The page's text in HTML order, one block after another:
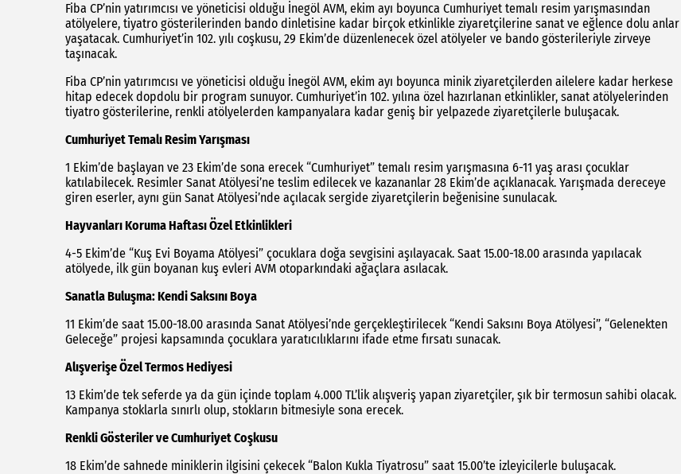
Fiba CP’nin yatırımcısı ve yöneticisi olduğu İnegöl AVM, ekim ayı boyunca Cumhuriyet temalı resim yarışmasından
atölyelere, tiyatro gösterilerinden bando dinletisine kadar birçok etkinlikle ziyaretçilerine sanat ve eğlence dolu anlar
yaşatacak. Cumhuriyet’in 102. yılı coşkusu, 29 Ekim’de düzenlenecek özel atölyeler ve bando gösterileriyle zirveye
taşınacak.
Fiba CP’nin yatırımcısı ve yöneticisi olduğu İnegöl AVM, ekim ayı boyunca minik ziyaretçilerden ailelere kadar herkese
hitap edecek dopdolu bir program sunuyor. Cumhuriyet’in 102. yılına özel hazırlanan etkinlikler, sanat atölyelerinden
tiyatro gösterilerine, renkli atölyelerden kampanyalara kadar geniş bir yelpazede ziyaretçilerle buluşacak.
Cumhuriyet Temalı Resim Yarışması
1 Ekim’de başlayan ve 23 Ekim’de sona erecek “Cumhuriyet” temalı resim yarışmasına 6-11 yaş arası çocuklar
katılabilecek. Resimler Sanat Atölyesi’ne teslim edilecek ve kazananlar 28 Ekim’de açıklanacak. Yarışmada dereceye
giren eserler, aynı gün Sanat Atölyesi’nde açılacak sergide ziyaretçilerin beğenisine sunulacak.
Hayvanları Koruma Haftası Özel Etkinlikleri
4-5 Ekim’de “Kuş Evi Boyama Atölyesi” çocuklara doğa sevgisini aşılayacak. Saat 15.00-18.00 arasında yapılacak
atölyede, ilk gün boyanan kuş evleri AVM otoparkındaki ağaçlara asılacak.
Sanatla Buluşma: Kendi Saksını Boya
11 Ekim’de saat 15.00-18.00 arasında Sanat Atölyesi’nde gerçekleştirilecek “Kendi Saksını Boya Atölyesi”, “Gelenekten
Geleceğe” projesi kapsamında çocuklara yaratıcılıklarını ifade etme fırsatı sunacak.
Alışverişe Özel Termos Hediyesi
13 Ekim’de tek seferde ya da gün içinde toplam 4.000 TL’lik alışveriş yapan ziyaretçiler, şık bir termosun sahibi olacak.
Kampanya stoklarla sınırlı olup, stokların bitmesiyle sona erecek.
Renkli Gösteriler ve Cumhuriyet Coşkusu
18 Ekim’de sahnede miniklerin ilgisini çekecek “Balon Kukla Tiyatrosu” saat 15.00’te izleyicilerle buluşacak.